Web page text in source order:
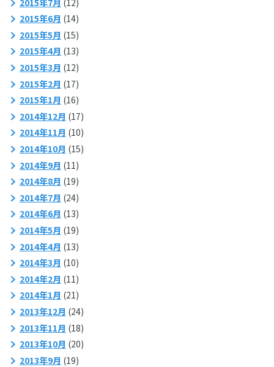
2015年6月 (14)
2015年5月 (15)
2015年4月 (13)
2015年3月 (12)
2015年2月 (17)
2015年1月 (16)
2014年12月 (17)
2014年11月 (10)
2014年10月 (15)
2014年9月 (11)
2014年8月 (19)
2014年7月 (24)
2014年6月 (13)
2014年5月 (19)
2014年4月 (13)
2014年3月 (10)
2014年2月 (11)
2014年1月 (21)
2013年12月 (24)
2013年11月 (18)
2013年10月 (20)
2013年9月 (19)